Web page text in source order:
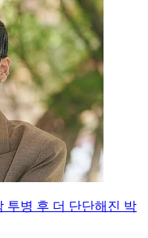
투병 후 더 단단해진 박